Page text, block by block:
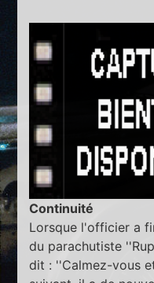
Continuité
Lorsque l'officier a
du parachutiste
dit : ''Calmez-vous